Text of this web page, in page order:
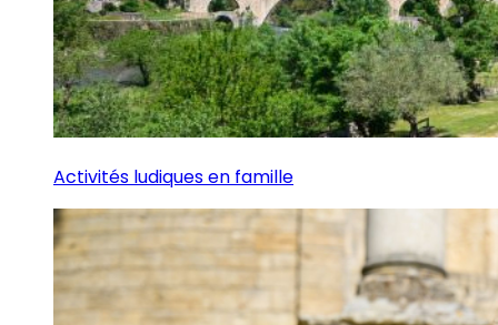
Activités ludiques en famille